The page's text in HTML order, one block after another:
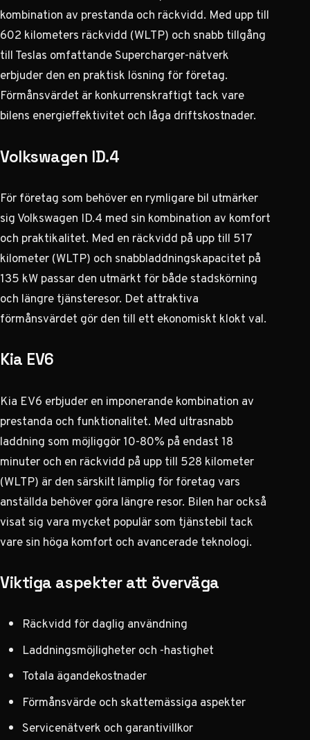
kombination av prestanda och räckvidd. Med upp till
602 kilometers räckvidd (WLTP) och snabb tillgång
till Teslas omfattande Supercharger-nätverk
erbjuder den en praktisk lösning för företag.
Förmånsvärdet är konkurrenskraftigt tack vare
bilens energieffektivitet och låga driftskostnader.
Volkswagen ID.4
För företag som behöver en rymligare bil utmärker
sig Volkswagen ID.4 med sin kombination av komfort
och praktikalitet. Med en räckvidd på upp till 517
kilometer (WLTP) och snabbladdningskapacitet på
135 kW passar den utmärkt för både stadskörning
och längre tjänsteresor. Det attraktiva
förmånsvärdet gör den till ett ekonomiskt klokt val.
Kia EV6
Kia EV6 erbjuder en imponerande kombination av
prestanda och funktionalitet. Med ultrasnabb
laddning som möjliggör 10-80% på endast 18
minuter och en räckvidd på upp till 528 kilometer
(WLTP) är den särskilt lämplig för företag vars
anställda behöver göra längre resor. Bilen har också
visat sig vara mycket populär som tjänstebil tack
vare sin höga komfort och avancerade teknologi.
Viktiga aspekter att överväga
Räckvidd för daglig användning
Laddningsmöjligheter och -hastighet
Totala ägandekostnader
Förmånsvärde och skattemässiga aspekter
Servicenätverk och garantivillkor